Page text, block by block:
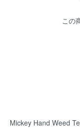
この
Mickey Hand Weed